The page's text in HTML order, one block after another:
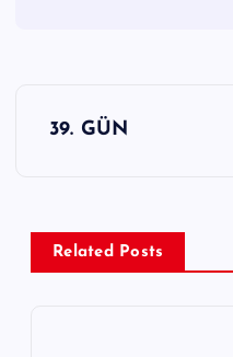
e
39. GÜN
Related Posts